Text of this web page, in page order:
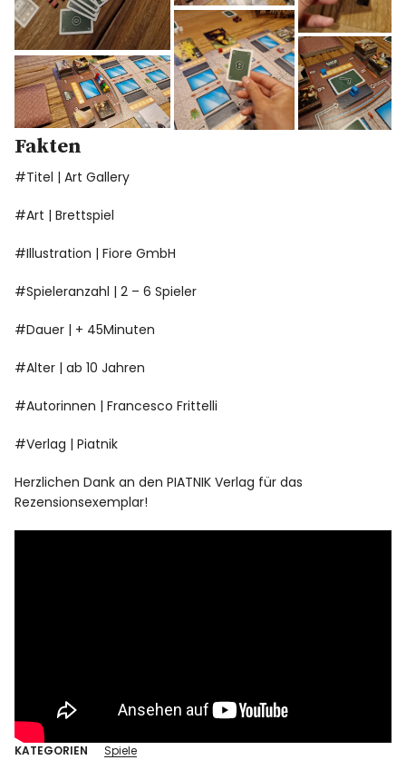
Fakten
#Titel | Art Gallery
#Art | Brettspiel
#Illustration | Fiore GmbH
#Spieleranzahl | 2 – 6 Spieler
#Dauer | + 45Minuten
#Alter | ab 10 Jahren
#Autorinnen | Francesco Frittelli
#Verlag | Piatnik
Herzlichen Dank an den PIATNIK Verlag für das
Rezensionsexemplar!
KATEGORIEN Spiele